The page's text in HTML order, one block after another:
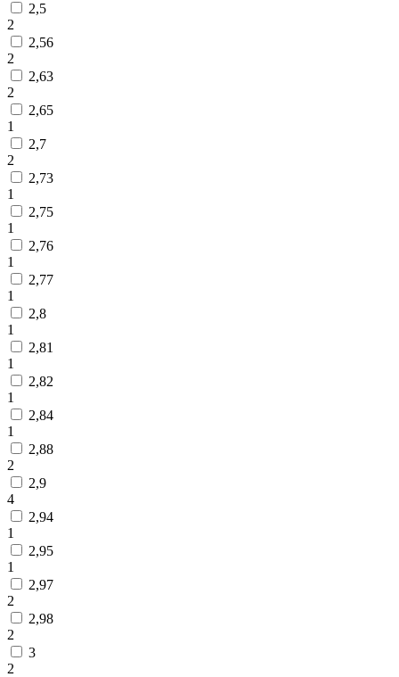
2,5
2
2,56
2
2,63
2
2,65
1
2,7
2
2,73
1
2,75
1
2,76
1
2,77
1
2,8
1
2,81
1
2,82
1
2,84
1
2,88
2
2,9
4
2,94
1
2,95
1
2,97
2
2,98
2
3
2